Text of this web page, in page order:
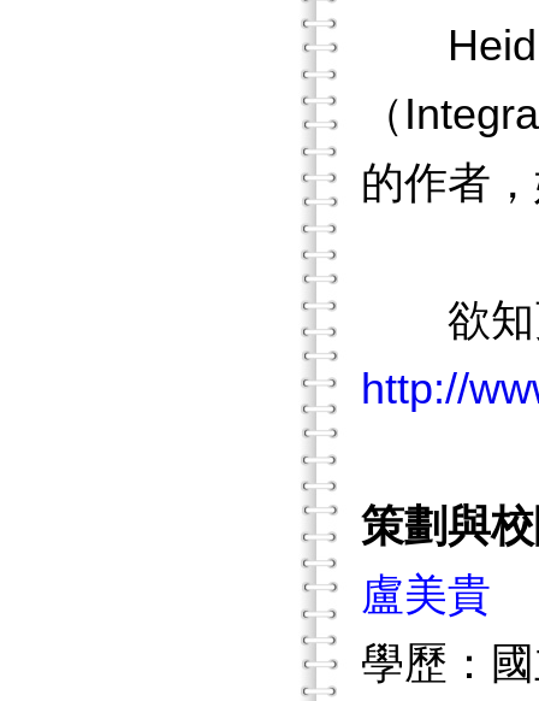
Heidi
（
的作者
欲知更
http://
策劃與
盧美貴
學歷：